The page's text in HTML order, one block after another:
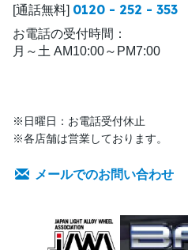
[通話無料] 0120 - 252 - 353
お電話の受付時間：
月～土 AM10:00～PM7:00
※日曜日：お電話受付休止
※各店舗は営業しております。
メールでのお問い合わせ